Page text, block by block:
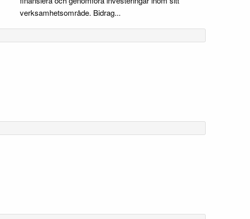
verksamhetsområde. Bidrag...